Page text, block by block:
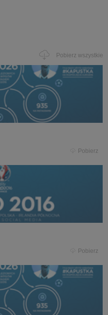
Pobierz wszystkie
Pobierz
Pobierz